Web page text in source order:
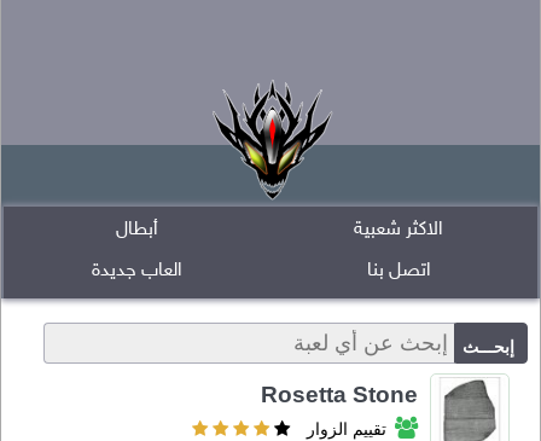
أبطال
الاكثر شعبية
العاب جديدة
اتصل بنا
Rosetta Stone
تقييم الزوار